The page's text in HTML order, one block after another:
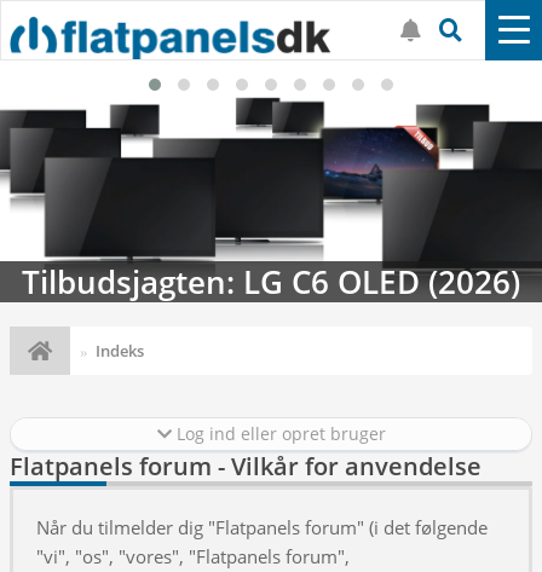
Tilbudsjagten: LG C6 OLED (2026)
Indeks
Log ind eller opret bruger
Flatpanels forum - Vilkår for anvendelse
Når du tilmelder dig "Flatpanels forum" (i det følgende
"vi", "os", "vores", "Flatpanels forum",